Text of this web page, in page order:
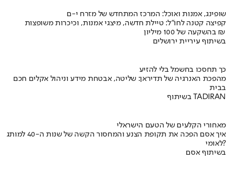
שופינג, אמנות ואוכל: המרכז המתחדש של מזרח י-ם
קפיצה קטנה לחו"ל: טיילת חדשה, מיצגי אמנות, וכיכרות משופצות
בהשקעה של 100 מיליון ₪
בשיתוף עיריית ירושלים
כך תחסכו בחשמל בלי להזיע
מהפכת האנרגיה של תדיראן: שליטה, אבטחת מידע וניהול אקלים חכם
בבית
בשיתוף TADIRAN
מאחורי הקלעים של הטעם הישראלי
איך אסם הפכה את תקופת הצנע והמחסור הקשה של שנות ה-40 למותג
לאומי?
בשיתוף אסם